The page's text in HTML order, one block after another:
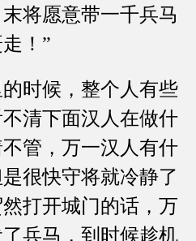
将愿意带一千兵马
！”
时候，整个人有些
清下面汉人在做什
管，万一汉人有什
很快守将就冷静了
打开城门的话，万
兵马，到时候趁机